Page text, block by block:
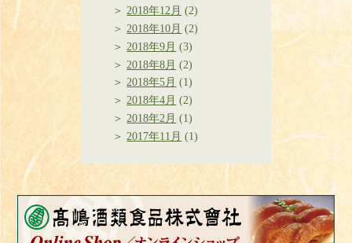
2018年12月 (2)
2018年10月 (2)
2018年9月 (3)
2018年8月 (2)
2018年5月 (1)
2018年4月 (2)
2018年2月 (1)
2017年11月 (1)